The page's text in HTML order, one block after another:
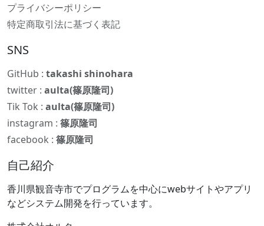
プライバシーポリシー
特定商取引法に基づく表記
SNS
GitHub : takashi shinohara
twitter : aulta(篠原隆司)
Tik Tok : aulta(篠原隆司)
instagram : 篠原隆司
facebook : 篠原隆司
自己紹介
香川県観音寺市でプログラムを中心にwebサイトやアプリ
などシステム開発を行っています。